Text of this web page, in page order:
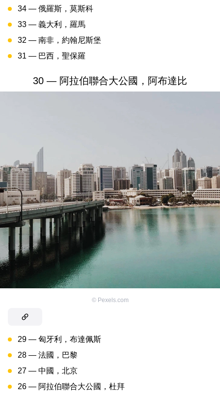
34 — 俄羅斯，莫斯科
33 — 義大利，羅馬
32 — 南非，約翰尼斯堡
31 — 巴西，聖保羅
30 — 阿拉伯聯合大公國，阿布達比
© Pexels.com
29 — 匈牙利，布達佩斯
28 — 法國，巴黎
27 — 中國，北京
26 — 阿拉伯聯合大公國，杜拜